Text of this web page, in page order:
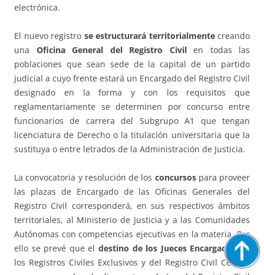
electrónica.
El nuevo registro se estructurará territorialmentecreando
una Oficina General del Registro Civilen todas las
poblaciones que sean sede de la capital de un partido
judicial a cuyo frente estará un Encargado del Registro Civil
designado en la forma y con los requisitos que
reglamentariamente se determinen por concurso entre
funcionarios de carrera del Subgrupo A1 que tengan
licenciatura de Derecho o la titulación universitaria que la
sustituya o entre letrados de la Administración de Justicia.
La convocatoria y resolución de los concursospara proveer
las plazas de Encargado de las Oficinas Generales del
Registro Civil corresponderá, en sus respectivos ámbitos
territoriales, al Ministerio de Justicia y a las Comunidades
Autónomas con competencias ejecutivas en la materia. Por
ello se prevé que el destino de los Jueces Encargadosde
los Registros Civiles Exclusivos y del Registro Civil Central